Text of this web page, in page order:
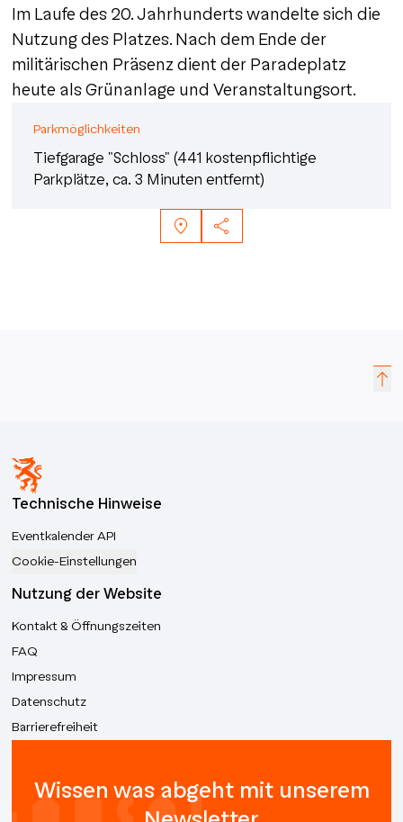
Im Laufe des 20. Jahrhunderts wandelte sich die
Nutzung des Platzes. Nach dem Ende der
militärischen Präsenz dient der Paradeplatz
heute als Grünanlage und Veranstaltungsort.
Parkmöglichkeiten
Tiefgarage "Schloss" (441 kostenpflichtige
Parkplätze, ca. 3 Minuten entfernt)
Technische Hinweise
Eventkalender API
Cookie-Einstellungen
Nutzung der Website
Kontakt & Öffnungszeiten
FAQ
Impressum
Datenschutz
Barrierefreiheit
Wissen was abgeht mit unserem